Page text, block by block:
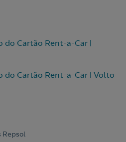
do Cartão Rent-a-Car |
do Cartão Rent-a-Car | Volto
Repsol